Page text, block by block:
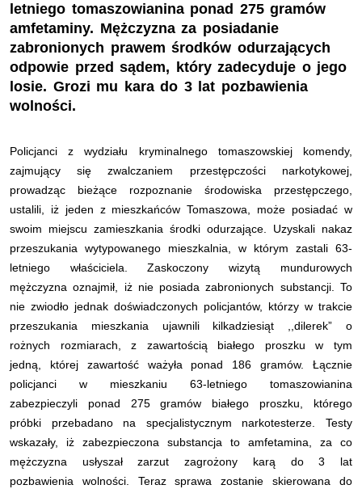
letniego tomaszowianina ponad 275 gramów
amfetaminy. Mężczyzna za posiadanie
zabronionych prawem środków odurzających
odpowie przed sądem, który zadecyduje o jego
losie. Grozi mu kara do 3 lat pozbawienia
wolności.
Policjanci z wydziału kryminalnego tomaszowskiej komendy,
zajmujący się zwalczaniem przestępczości narkotykowej,
prowadząc bieżące rozpoznanie środowiska przestępczego,
ustalili, iż jeden z mieszkańców Tomaszowa, może posiadać w
swoim miejscu zamieszkania środki odurzające. Uzyskali nakaz
przeszukania wytypowanego mieszkalnia, w którym zastali 63-
letniego właściciela. Zaskoczony wizytą mundurowych
mężczyzna oznajmił, iż nie posiada zabronionych substancji. To
nie zwiodło jednak doświadczonych policjantów, którzy w trakcie
przeszukania mieszkania ujawnili kilkadziesiąt ,,dilerek” o
rożnych rozmiarach, z zawartością białego proszku w tym
jedną, której zawartość ważyła ponad 186 gramów. Łącznie
policjanci w mieszkaniu 63-letniego tomaszowianina
zabezpieczyli ponad 275 gramów białego proszku, którego
próbki przebadano na specjalistycznym narkotesterze. Testy
wskazały, iż zabezpieczona substancja to amfetamina, za co
mężczyzna usłyszał zarzut zagrożony karą do 3 lat
pozbawienia wolności. Teraz sprawa zostanie skierowana do